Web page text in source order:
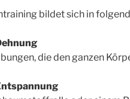
bildet sich in
die den ganzen